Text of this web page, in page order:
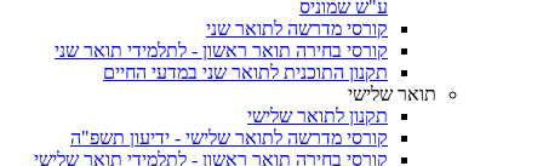
ע"ש שמוניס
קורסי מדרשה לתואר שני
קורסי בחירה תואר ראשון - לתלמידי תואר שני
תקנון התוכנית לתואר שני במדעי החיים
תואר שלישי
תקנון לתואר שלישי
קורסי מדרשה לתואר שלישי - ידיעון תשפ"ה
קורסי בחירה תואר ראשון - לתלמידי תואר שלישי